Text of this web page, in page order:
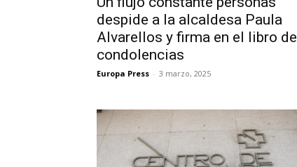
despide a la alcaldesa Paula
Alvarellos y firma en el libro de
condolencias
Europa Press - 3 marzo, 2025